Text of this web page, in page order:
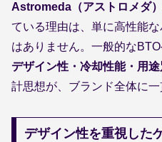
Astromeda（アストロメダ）
ている理由は、単に高性能
はありません。一般的な
デザイン性・冷却性能・用
計思想が、ブランド全体に一
デザイン性を重視した